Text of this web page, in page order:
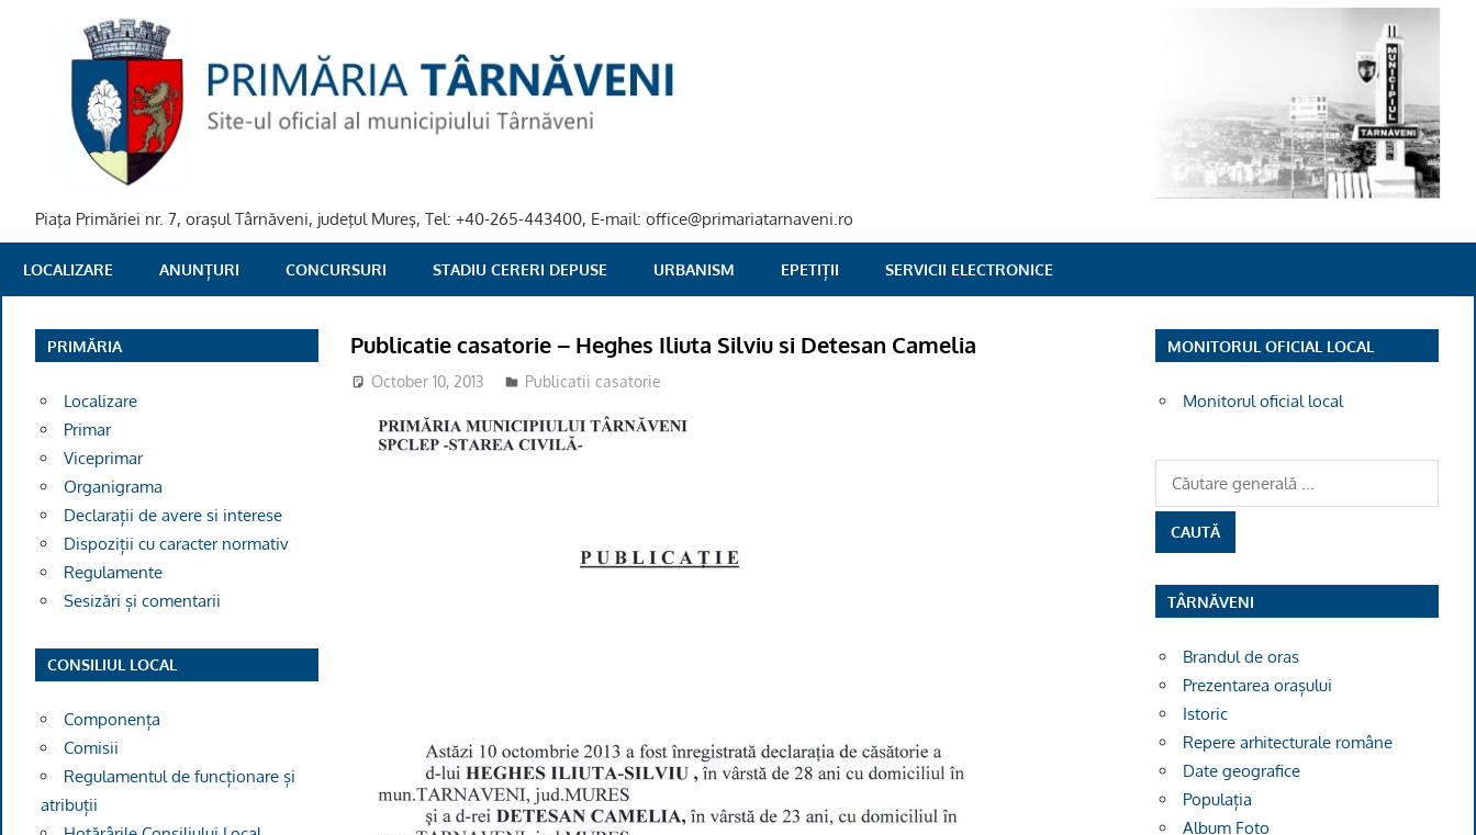
PRIMARIA
TARNAVENI
Piaţa Primăriei nr. 7, oraşul Târnăveni, judeţul Mureş, Tel: +40-265-443400, E-mail: office@primariatarnaveni.ro
LOCALIZARE ANUNȚURI CONCURSURI STADIU CERERI DEPUSE URBANISM EPETIȚII SERVICII ELECTRONICE
Publicatie casatorie – Heghes Iliuta Silviu si Detesan Camelia
October 10, 2013 Publicatii casatorie
PRIMĂRIA
Localizare
Primar
Viceprimar
Organigrama
Declarații de avere si interese
Dispoziții cu caracter normativ
Regulamente
Sesizări și comentarii
CONSILIUL LOCAL
Componența
Comisii
Regulamentul de funcționare și
atribuții
MONITORUL OFICIAL LOCAL
Monitorul oficial local
TÂRNĂVENI
Brandul de oras
Prezentarea orașului
Istoric
Repere arhitecturale române
Date geografice
Populația
Album Foto